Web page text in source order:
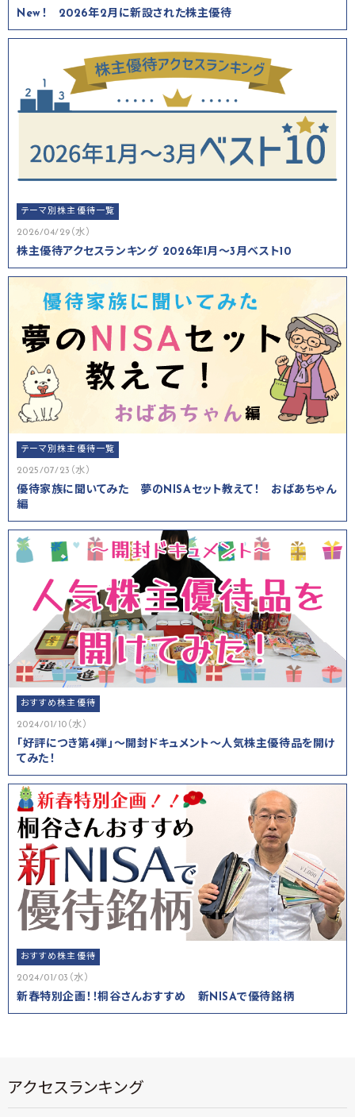
New！ 2026年2月に新設された株主優待
テーマ別株主優待一覧
2026/04/29（水）
株主優待アクセスランキング 2026年1月～3月ベスト10
テーマ別株主優待一覧
2025/07/23（水）
優待家族に聞いてみた 夢のNISAセット教えて！ おばあちゃん
編
おすすめ株主優待
2024/01/10（水）
「好評につき第4弾」～開封ドキュメント～人気株主優待品を開け
てみた！
おすすめ株主優待
2024/01/03（水）
新春特別企画！！桐谷さんおすすめ 新NISAで優待銘柄
アクセスランキング